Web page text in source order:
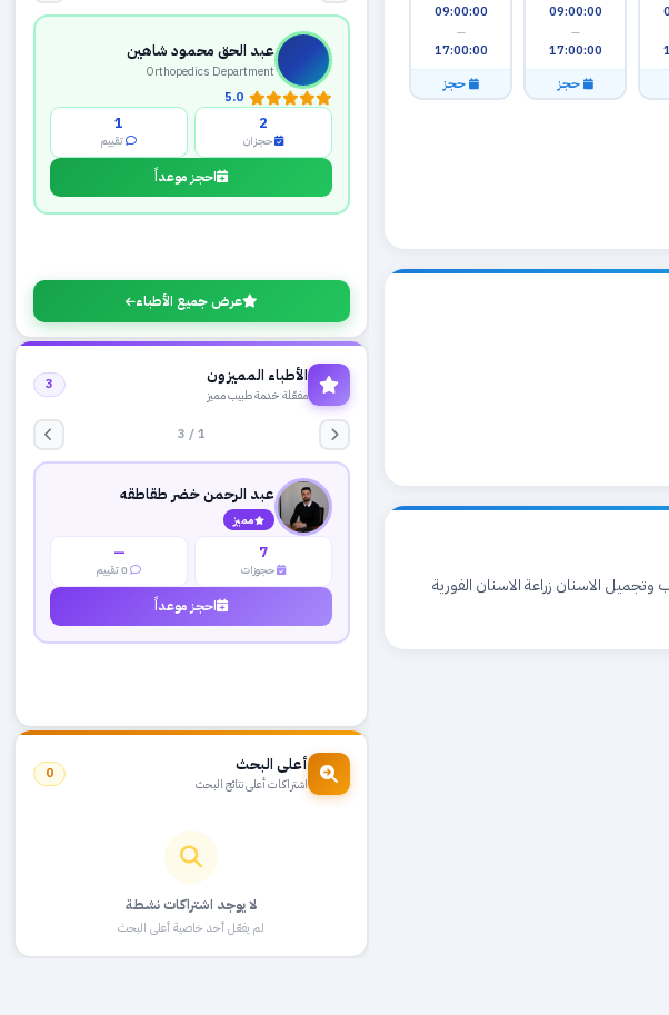
09:00:00
—
17:00:00
حجز
09:00:00
—
17:00:00
حجز
بروست الجامعة طب وتجميل الاسنان زراعة الاسنان الفورية
عبد الحق محمود شاهين
Orthopedics Department
5.0
2
حجزان
1
تقييم
احجز موعداً
عرض جميع الأطباء
الأطباء المميزون
مفعّلة خدمة طبيب مميز
3
1 / 3
عبد الرحمن خضر طقاطقه
مميز
7
حجوزات
—
احجز موعداً
أعلى البحث
اشتراكات أعلى نتائج البحث
0
لا يوجد اشتراكات نشطة
لم يفعّل أحد خاصية أعلى البحث